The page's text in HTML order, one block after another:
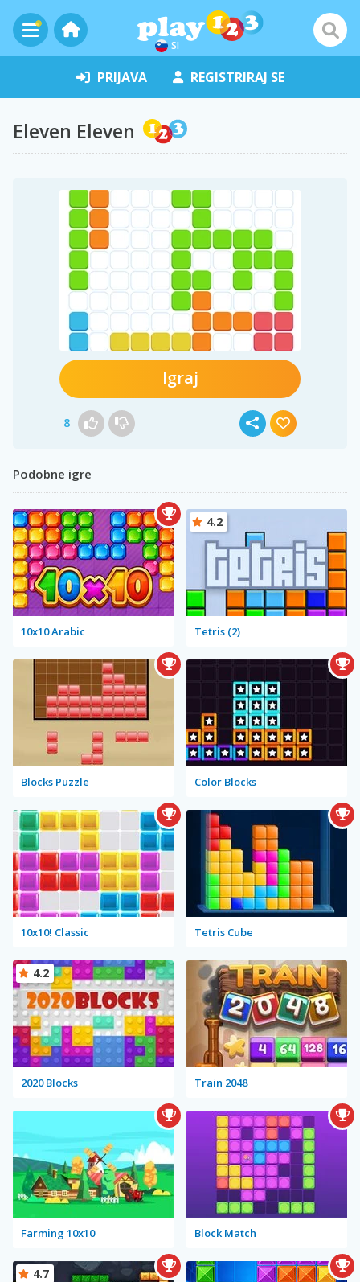
SI
PRIJAVA REGISTRIRAJ SE
Eleven Eleven
Igraj
8
Podobne igre
10x10 Arabic Tetris (2)
4.2
Blocks Puzzle Color Blocks
10x10! Classic Tetris Cube
2020 Blocks
4.2
Train 2048
Farming 10x10 Block Match
4.7